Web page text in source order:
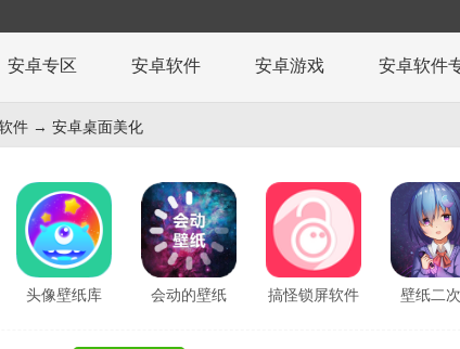
安卓专区 安卓软件 安卓游戏 安卓软件
件 → 安卓桌面美化
头像壁纸库
会动的壁纸
搞怪锁屏软件
壁纸二